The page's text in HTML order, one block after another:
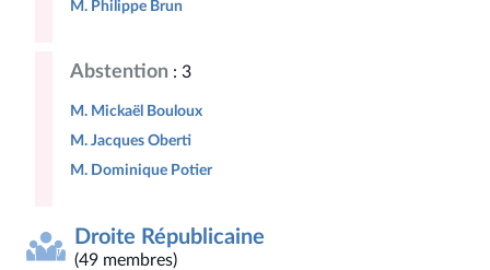
M. Philippe Brun
Abstention : 3
M. Mickaël Bouloux
M. Jacques Oberti
M. Dominique Potier
Droite Républicaine
(49 membres)